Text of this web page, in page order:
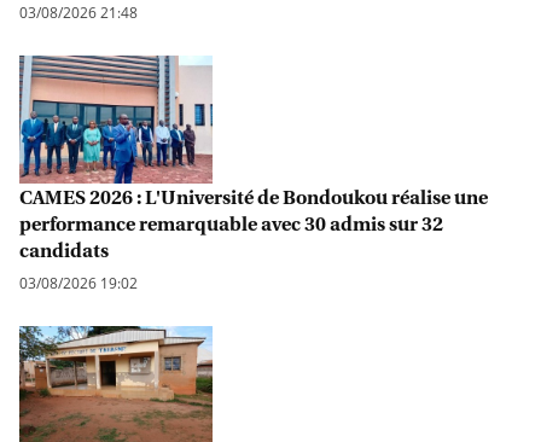
03/08/2026 21:48
CAMES 2026 : L'Université de Bondoukou réalise une
performance remarquable avec 30 admis sur 32
candidats
03/08/2026 19:02